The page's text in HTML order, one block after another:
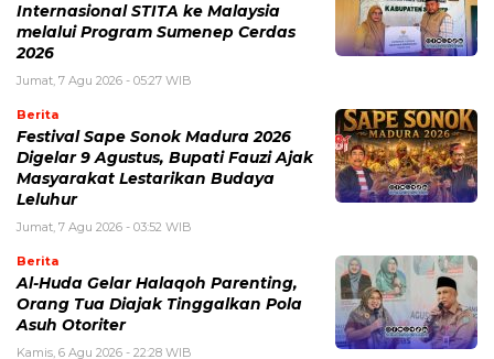
Internasional STITA ke Malaysia
melalui Program Sumenep Cerdas
2026
Jumat, 7 Agu 2026 - 05:27 WIB
Berita
Festival Sape Sonok Madura 2026
Digelar 9 Agustus, Bupati Fauzi Ajak
Masyarakat Lestarikan Budaya
Leluhur
Jumat, 7 Agu 2026 - 03:52 WIB
Berita
Al-Huda Gelar Halaqoh Parenting,
Orang Tua Diajak Tinggalkan Pola
Asuh Otoriter
Kamis, 6 Agu 2026 - 22:28 WIB